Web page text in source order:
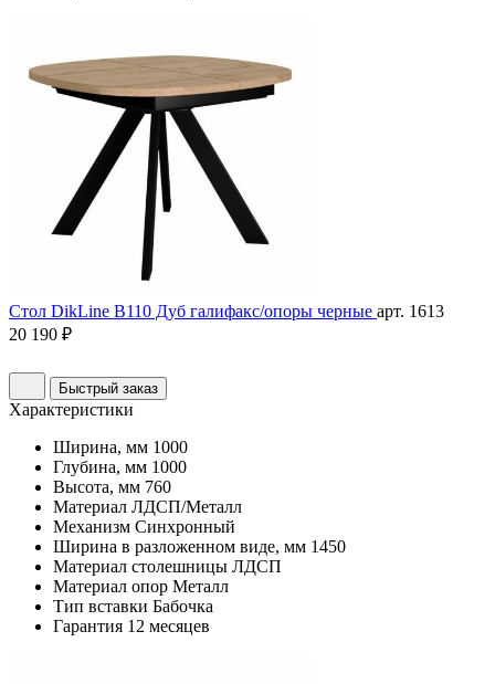
Стол DikLine B110 Дуб галифакс/опоры черные арт. 1613
20 190 ₽
Быстрый заказ
Характеристики
Ширина, мм 1000
Глубина, мм 1000
Высота, мм 760
Материал ЛДСП/Металл
Механизм Синхронный
Ширина в разложенном виде, мм 1450
Материал столешницы ЛДСП
Материал опор Металл
Тип вставки Бабочка
Гарантия 12 месяцев